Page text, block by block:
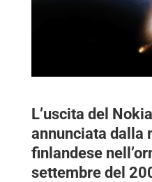
L’uscita del
annunciata dalla
finlandese
settembre del